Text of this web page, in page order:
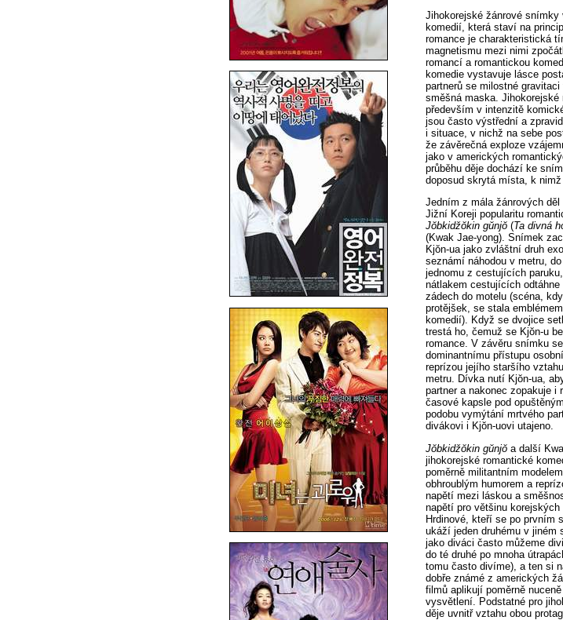
Jihokorejské žánrové
komedií, která staví na
romance je charakteristická
magnetismu mezi nimi
romancí a romantickou
komedie vystavuje lásce
partnerů se milostné
směšná maska.
především v intenzitě
jsou často výstřední a
i situace, v nichž na sebe
že závěrečná exploze
jako v amerických
průběhu děje dochází ke
doposud skrytá místa, k
Jedním z mála žánrových
Jižní Koreji popularitu
Jŏbkidžŏkin gŭnjŏ (Ta divná
(Kwak Jae-yong). Snímek
Kjŏn-ua jako zvláštní druh
seznámí náhodou v metru,
jednomu z cestujících
nátlakem cestujících
zádech do motelu (scéna,
protějšek, se stala
komedií). Když se dvojice
trestá ho, čemuž se Kjŏn-u
romance. V závěru snímku
dominantnímu přístupu
reprízou jejího staršího
metru. Dívka nutí Kjŏn-ua,
partner a nakonec zopakuje
časové kapsle pod
podobu vymýtání mrtvého
divákovi i Kjŏn-uovi utajeno.
Jŏbkidžŏkin gŭnjŏ a další
jihokorejské romantické
poměrně militantním
obhroublým humorem a
napětí mezi láskou a
napětí pro většinu
Hrdinové, kteří se po prvním
ukáží jeden druhému v
jako diváci často můžeme
do té druhé po mnoha
tomu často divíme), a ten si
dobře známé z amerických
filmů aplikují poměrně
vysvětlení. Podstatné pro
děje uvnitř vztahu obou